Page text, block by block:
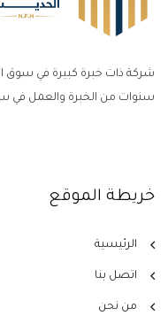
سنوات من الخبرة والعمل في
خريطة الموقع
الرئيسية
اتصل بنا
من نحن